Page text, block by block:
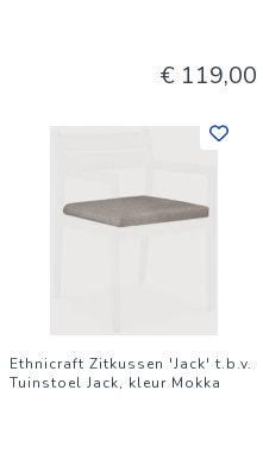
€ 119,00
Ethnicraft Zitkussen 'Jack' t.b.v.
Tuinstoel Jack, kleur Mokka